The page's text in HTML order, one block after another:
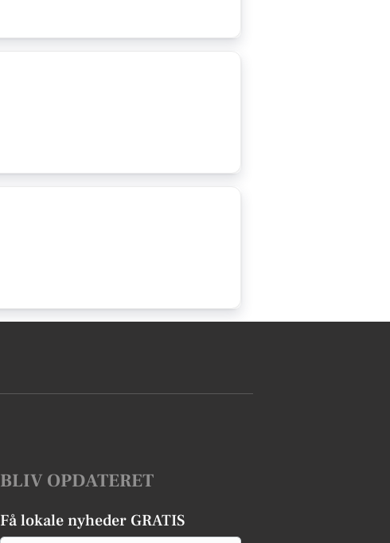
BLIV OPDATERET
Få lokale nyheder GRATIS